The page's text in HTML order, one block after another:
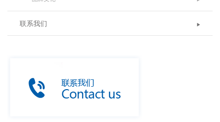
联系我们